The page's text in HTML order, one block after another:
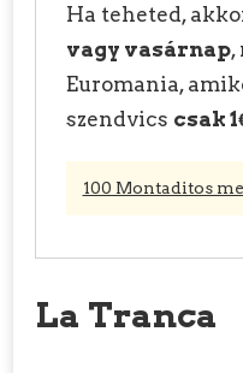
Ha teheted,
vagy vasárnap,
Euromania,
szendvics csak
100 Montaditos
La Tranca